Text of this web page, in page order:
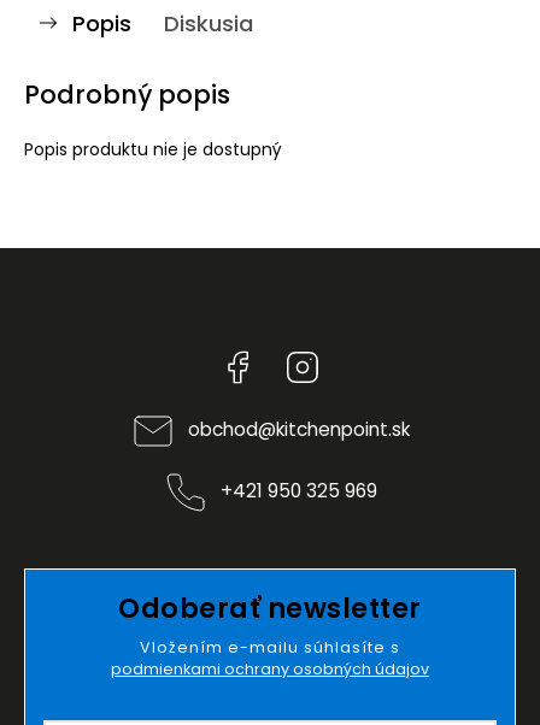
Popis Diskusia
Podrobný popis
Popis produktu nie je dostupný
Facebook
obchod@kitchenpoint.sk
+421 950 325 969
Odoberať newsletter
Vložením e-mailu súhlasíte s
podmienkami ochrany osobných údajov